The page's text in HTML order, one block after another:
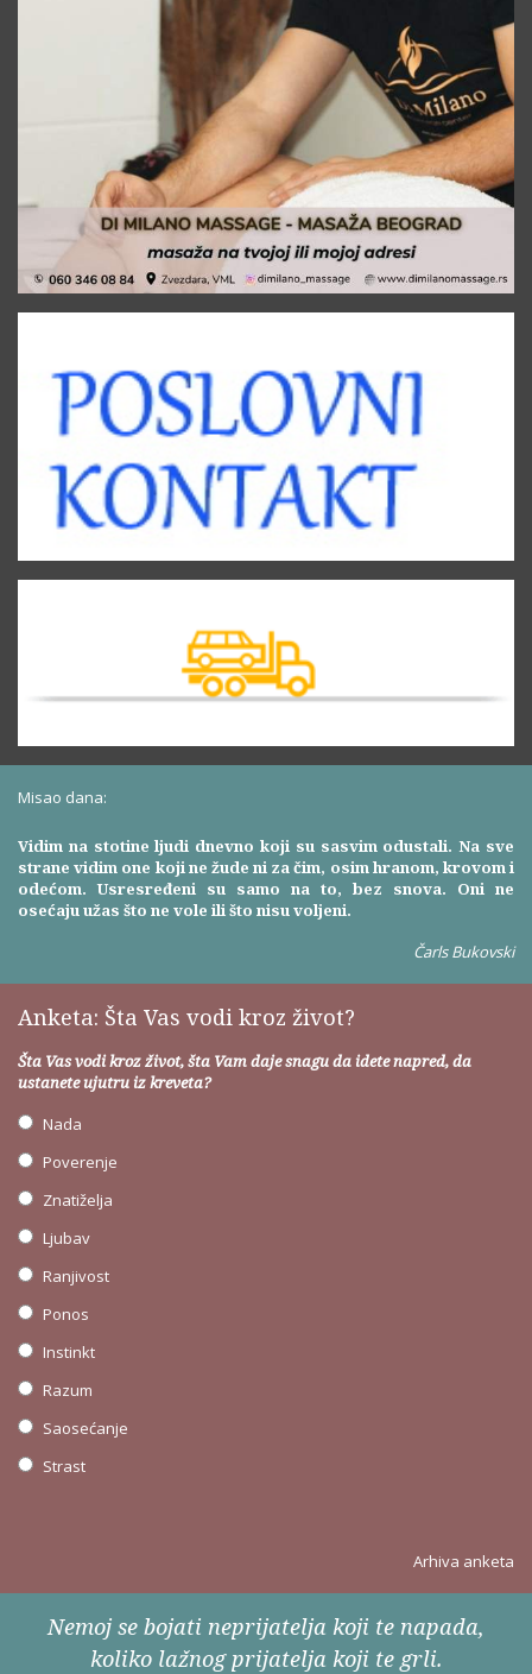
Misao dana:
Vidim na stotine ljudi dnevno koji su sasvim odustali. Na sve
strane vidim one koji ne žude ni za čim, osim hranom, krovom i
odećom. Usresređeni su samo na to, bez snova. Oni ne
osećaju užas što ne vole ili što nisu voljeni.
Čarls Bukovski
Anketa: Šta Vas vodi kroz život?
Šta Vas vodi kroz život, šta Vam daje snagu da idete napred, da
ustanete ujutru iz kreveta?
Nada
Poverenje
Znatiželja
Ljubav
Ranjivost
Ponos
Instinkt
Razum
Saosećanje
Strast
Arhiva anketa
Nemoj se bojati neprijatelja koji te napada,
koliko lažnog prijatelja koji te grli.